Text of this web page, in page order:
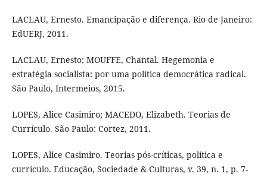
LACLAU, Ernesto. Emancipação e diferença. Rio de Janeiro:
EdUERJ, 2011.
LACLAU, Ernesto; MOUFFE, Chantal. Hegemonia e
estratégia socialista: por uma política democrática radical.
São Paulo, Intermeios, 2015.
LOPES, Alice Casimiro; MACEDO, Elizabeth. Teorias de
Currículo. São Paulo: Cortez, 2011.
LOPES, Alice Casimiro. Teorias pós-críticas, política e
currículo. Educação, Sociedade & Culturas, v. 39, n. 1, p. 7-